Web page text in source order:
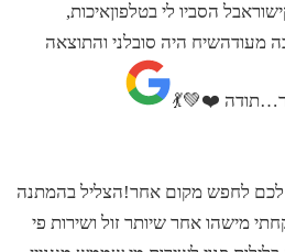
הסביו לי בטלפוןאיכות,
מעודהשיח היה סובלני והתוצאה
❤️💚💃
לחפש מקום אחר!הצליל בהמתנה
מישהו אחר שיותר זול ושירות פי